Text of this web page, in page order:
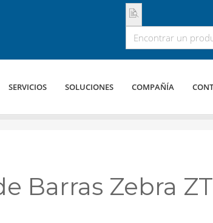
SERVICIOS SOLUCIONES COMPAÑÍA
Barras Zebra